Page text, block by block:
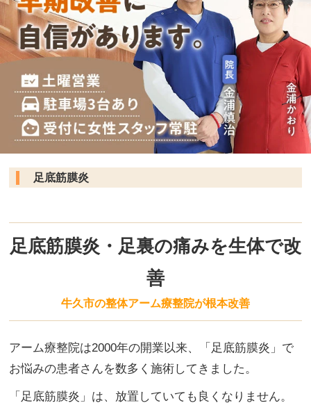
足底筋膜炎
足底筋膜炎・足裏の痛みを生体で改
善
牛久市の整体アーム療整院が根本改善
アーム療整院は2000年の開業以来、「足底筋膜炎」で
お悩みの患者さんを数多く施術してきました。
「足底筋膜炎」は、放置していても良くなりません。